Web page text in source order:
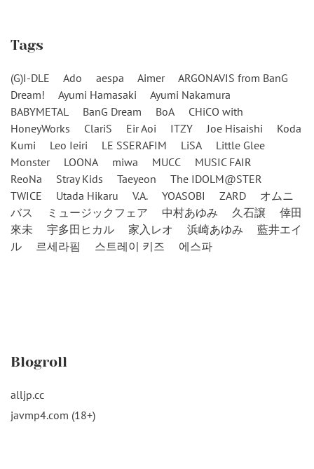
Tags
(G)I-DLE Ado aespa Aimer
ARGONAVIS from BanG
Dream!
Ayumi Hamasaki
Ayumi Nakamura
BABYMETAL
BanG Dream BoA
CHiCO with
HoneyWorks
ClariS Eir Aoi ITZY Joe Hisaishi
Koda
Kumi
Leo Ieiri LE SSERAFIM LiSA
Little Glee
Monster
LOONA miwa MUCC
MUSIC FAIR
ReoNa
Stray Kids Taeyeon
The IDOLM@STER
TWICE
Utada Hikaru V.A. YOASOBI ZARD
オムニ
バス
ミュージックフェア 中村あゆみ 久石譲
倖田
來未
宇多田ヒカル 家入レオ 浜崎あゆみ
藍井エイ
ル
르세라핌 스트레이 키즈 에스파
Blogroll
alljp.cc
javmp4.com (18+)